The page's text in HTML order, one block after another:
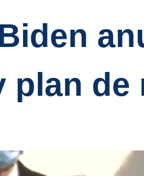
plan